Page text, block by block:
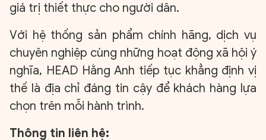
giá trị thiết thực cho người dân.
Với hệ thống sản phẩm chính hãng, dịch vụ
chuyên nghiệp cùng những hoạt động xã hội ý
nghĩa, HEAD Hằng Anh tiếp tục khẳng định vị
thế là địa chỉ đáng tin cậy để khách hàng lựa
chọn trên mỗi hành trình.
Thông tin liên hệ:
XIN CHÀO,
TÔI LÀ CHATBOT CỦA